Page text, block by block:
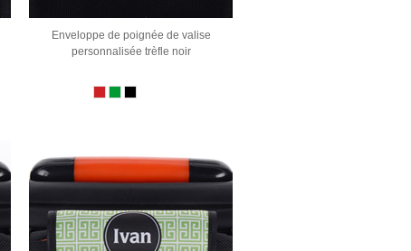
Enveloppe de poignée de valise
personnalisée trèfle noir